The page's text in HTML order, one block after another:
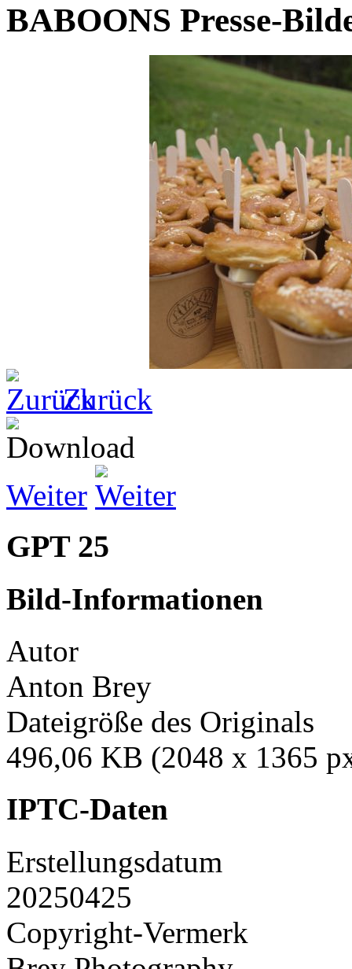
BABOONS Presse-
Zurück
Weiter
GPT 25
Bild-Informationen
Autor
Anton Brey
Dateigröße des Originals
496,06 KB (2048 x 1365
IPTC-Daten
Erstellungsdatum
20250425
Copyright-Vermerk